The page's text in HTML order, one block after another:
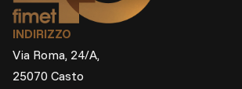
INDIRIZZO
Via Roma, 24/A,
25070 Casto